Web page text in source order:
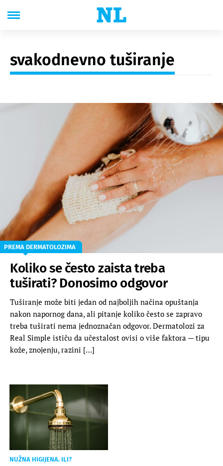
svakodnevno tuširanje
PREMA DERMATOLOZIMA
Koliko se često zaista treba
tuširati? Donosimo odgovor
Tuširanje može biti jedan od najboljih načina opuštanja
nakon napornog dana, ali pitanje koliko često se zapravo
treba tuširati nema jednoznačan odgovor. Dermatolozi za
Real Simple ističu da učestalost ovisi o više faktora — tipu
kože, znojenju, razini […]
NUŽNA HIGIJENA. ILI?